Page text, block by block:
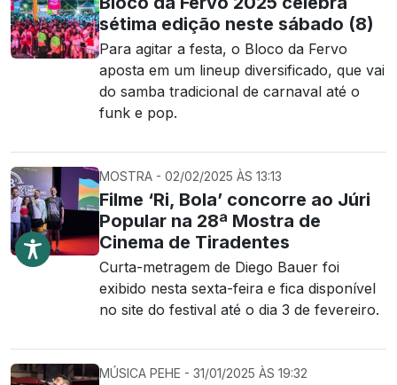
sétima edição neste sábado (8)
Para agitar a festa, o Bloco da Fervo
aposta em um lineup diversificado, que vai
do samba tradicional de carnaval até o
funk e pop.
MOSTRA - 02/02/2025 ÀS 13:13
Filme ‘Ri, Bola’ concorre ao Júri
Popular na 28ª Mostra de
Cinema de Tiradentes
Curta-metragem de Diego Bauer foi
exibido nesta sexta-feira e fica disponível
no site do festival até o dia 3 de fevereiro.
MÚSICA PEHE - 31/01/2025 ÀS 19:32